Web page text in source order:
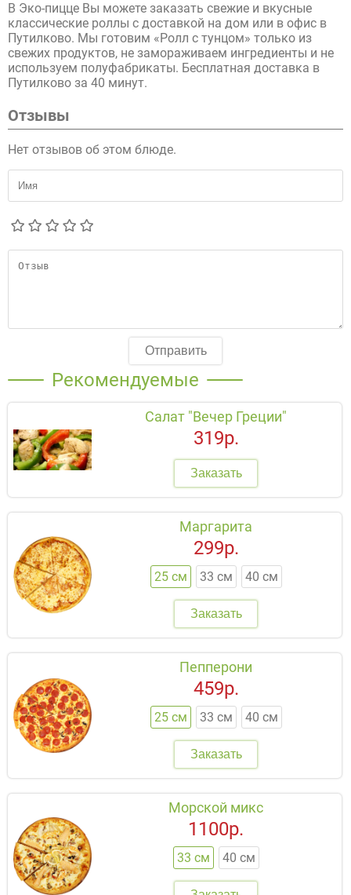
В Эко-пицце Вы можете заказать свежие и вкусные
классические роллы с доставкой на дом или в офис в
Путилково. Мы готовим «Ролл с тунцом» только из
свежих продуктов, не замораживаем ингредиенты и не
используем полуфабрикаты. Бесплатная доставка в
Путилково за 40 минут.
Отзывы
Нет отзывов об этом блюде.
Отправить
Рекомендуемые
Салат "Вечер Греции"
319р.
Заказать
Маргарита
25 см 33 см 40 см
299р.
Заказать
Пепперони
25 см 33 см 40 см
459р.
Заказать
Морской микс
33 см 40 см
1100р.